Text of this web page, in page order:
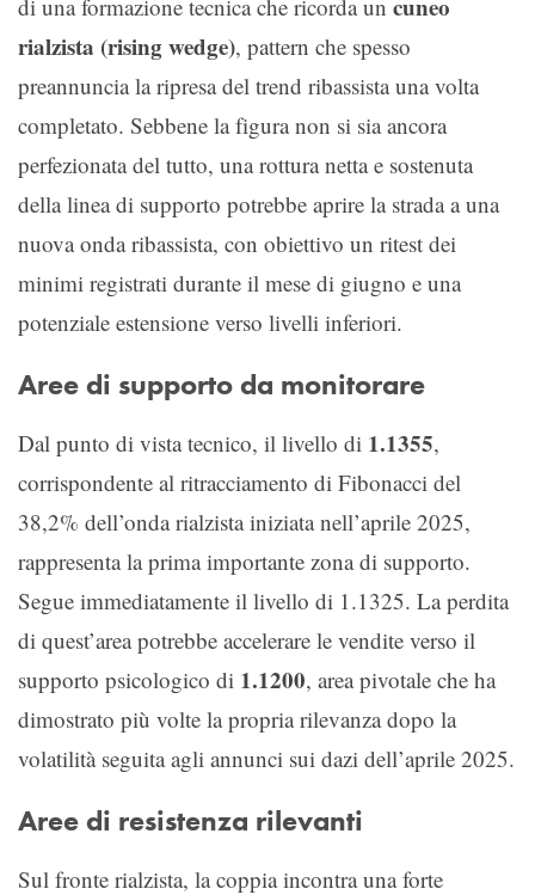
di una formazione tecnica che ricorda un
rialzista (rising wedge), pattern che spesso
preannuncia la ripresa del trend ribassista una volta
completato. Sebbene la figura non si sia ancora
perfezionata del tutto, una rottura netta e sostenuta
della linea di supporto potrebbe aprire la strada a una
nuova onda ribassista, con obiettivo un ritest dei
minimi registrati durante il mese di giugno e una
potenziale estensione verso livelli inferiori.
Aree di supporto da monitorare
Dal punto di vista tecnico, il livello di 1.1355,
corrispondente al ritracciamento di Fibonacci del
38,2% dell’onda rialzista iniziata nell’aprile 2025,
rappresenta la prima importante zona di supporto.
Segue immediatamente il livello di 1.1325. La perdita
di quest’area potrebbe accelerare le vendite verso il
supporto psicologico di 1.1200, area pivotale che ha
dimostrato più volte la propria rilevanza dopo la
volatilità seguita agli annunci sui dazi dell’aprile 2025.
Aree di resistenza rilevanti
Sul fronte rialzista, la coppia incontra una forte